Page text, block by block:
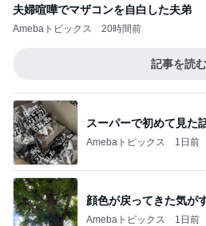
夫婦喧嘩でマザコンを自白した夫弟
Amebaトピックス 20時間前
記事を読む
スーパーで初めて見た
Amebaトピックス 1日前
顔色が戻ってきた気が
Amebaトピックス 1日前